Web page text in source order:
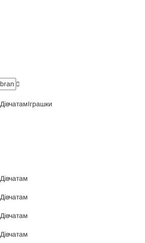
ДівчатамІграшки
Дівчатам
Дівчатам
Дівчатам
Дівчатам